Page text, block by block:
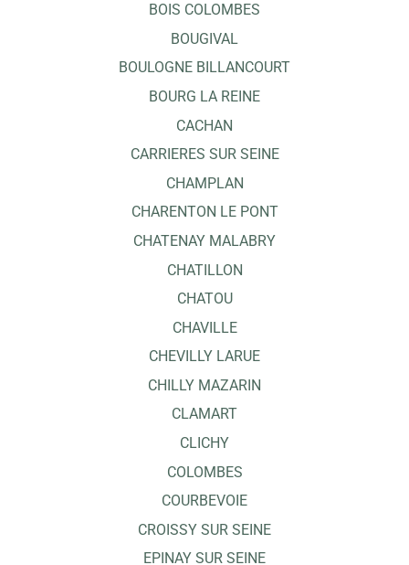
BOIS COLOMBES
BOUGIVAL
BOULOGNE BILLANCOURT
BOURG LA REINE
CACHAN
CARRIERES SUR SEINE
CHAMPLAN
CHARENTON LE PONT
CHATENAY MALABRY
CHATILLON
CHATOU
CHAVILLE
CHEVILLY LARUE
CHILLY MAZARIN
CLAMART
CLICHY
COLOMBES
COURBEVOIE
CROISSY SUR SEINE
EPINAY SUR SEINE